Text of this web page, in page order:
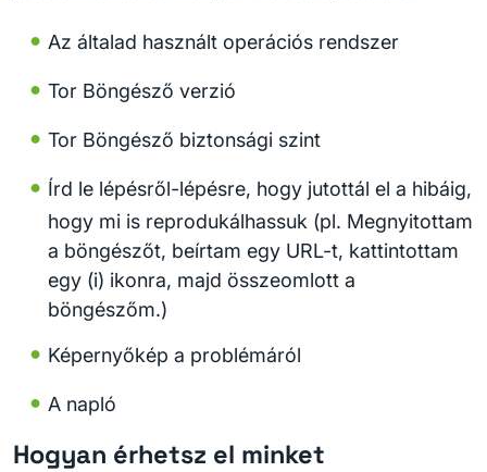
Az általad használt operációs rendszer
Tor Böngésző verzió
Tor Böngésző biztonsági szint
Írd le lépésről-lépésre, hogy jutottál el a hibáig,
hogy mi is reprodukálhassuk (pl. Megnyitottam
a böngészőt, beírtam egy URL-t, kattintottam
egy (i) ikonra, majd összeomlott a
böngészőm.)
Képernyőkép a problémáról
A napló
Hogyan érhetsz el minket